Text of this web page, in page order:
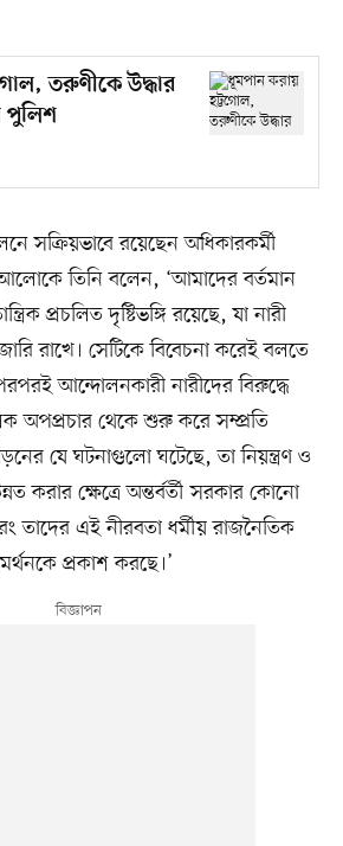
তরুণীকে উদ্ধার
পুলিশ
সক্রিয়ভাবে রয়েছেন অধিকারকর্মী
আলোকে তিনি বলেন, ‘আমাদের বর্তমান
প্রচলিত দৃষ্টিভঙ্গি রয়েছে, যা নারী
রাখে। সেটিকে বিবেচনা করেই বলতে
আন্দোলনকারী নারীদের বিরুদ্ধে
অপপ্রচার থেকে শুরু করে সম্প্রতি
যে ঘটনাগুলো ঘটেছে, তা নিয়ন্ত্রণ ও
করার ক্ষেত্রে অন্তর্বর্তী সরকার কোনো
তাদের এই নীরবতা ধর্মীয় রাজনৈতিক
প্রকাশ করছে।’